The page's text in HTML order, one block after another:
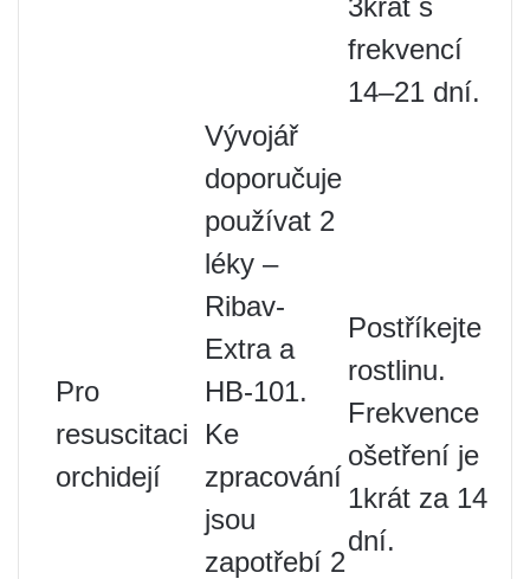
frekvencí
14–21 dní.
Pro
resuscitaci
orchidejí
Vývojář
doporučuje
používat 2
léky –
Ribav-
Extra a
HB-101.
Ke
zpracování
jsou
zapotřebí 2
Postříkejte
rostlinu.
Frekvence
ošetření je
1krát za 14
dní.